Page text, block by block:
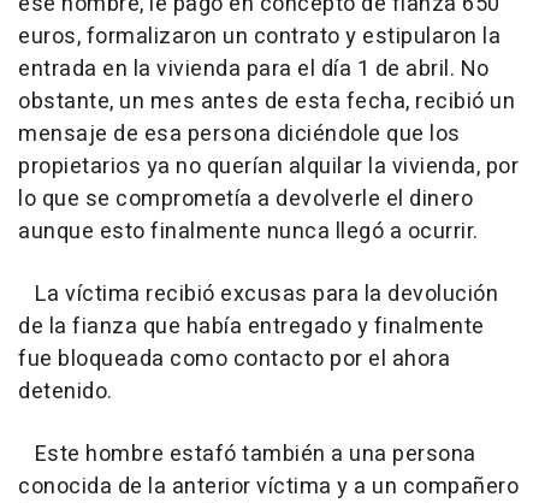
euros, formalizaron un contrato y estipularon la
entrada en la vivienda para el día 1 de abril. No
obstante, un mes antes de esta fecha, recibió un
mensaje de esa persona diciéndole que los
propietarios ya no querían alquilar la vivienda, por
lo que se comprometía a devolverle el dinero
aunque esto finalmente nunca llegó a ocurrir.
La víctima recibió excusas para la devolución
de la fianza que había entregado y finalmente
fue bloqueada como contacto por el ahora
detenido.
Este hombre estafó también a una persona
conocida de la anterior víctima y a un compañero